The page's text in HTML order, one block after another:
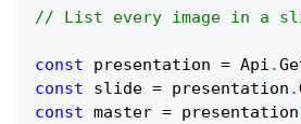
// List every image in a
const presentation = Api .
const slide = presentation .
const master = presentation